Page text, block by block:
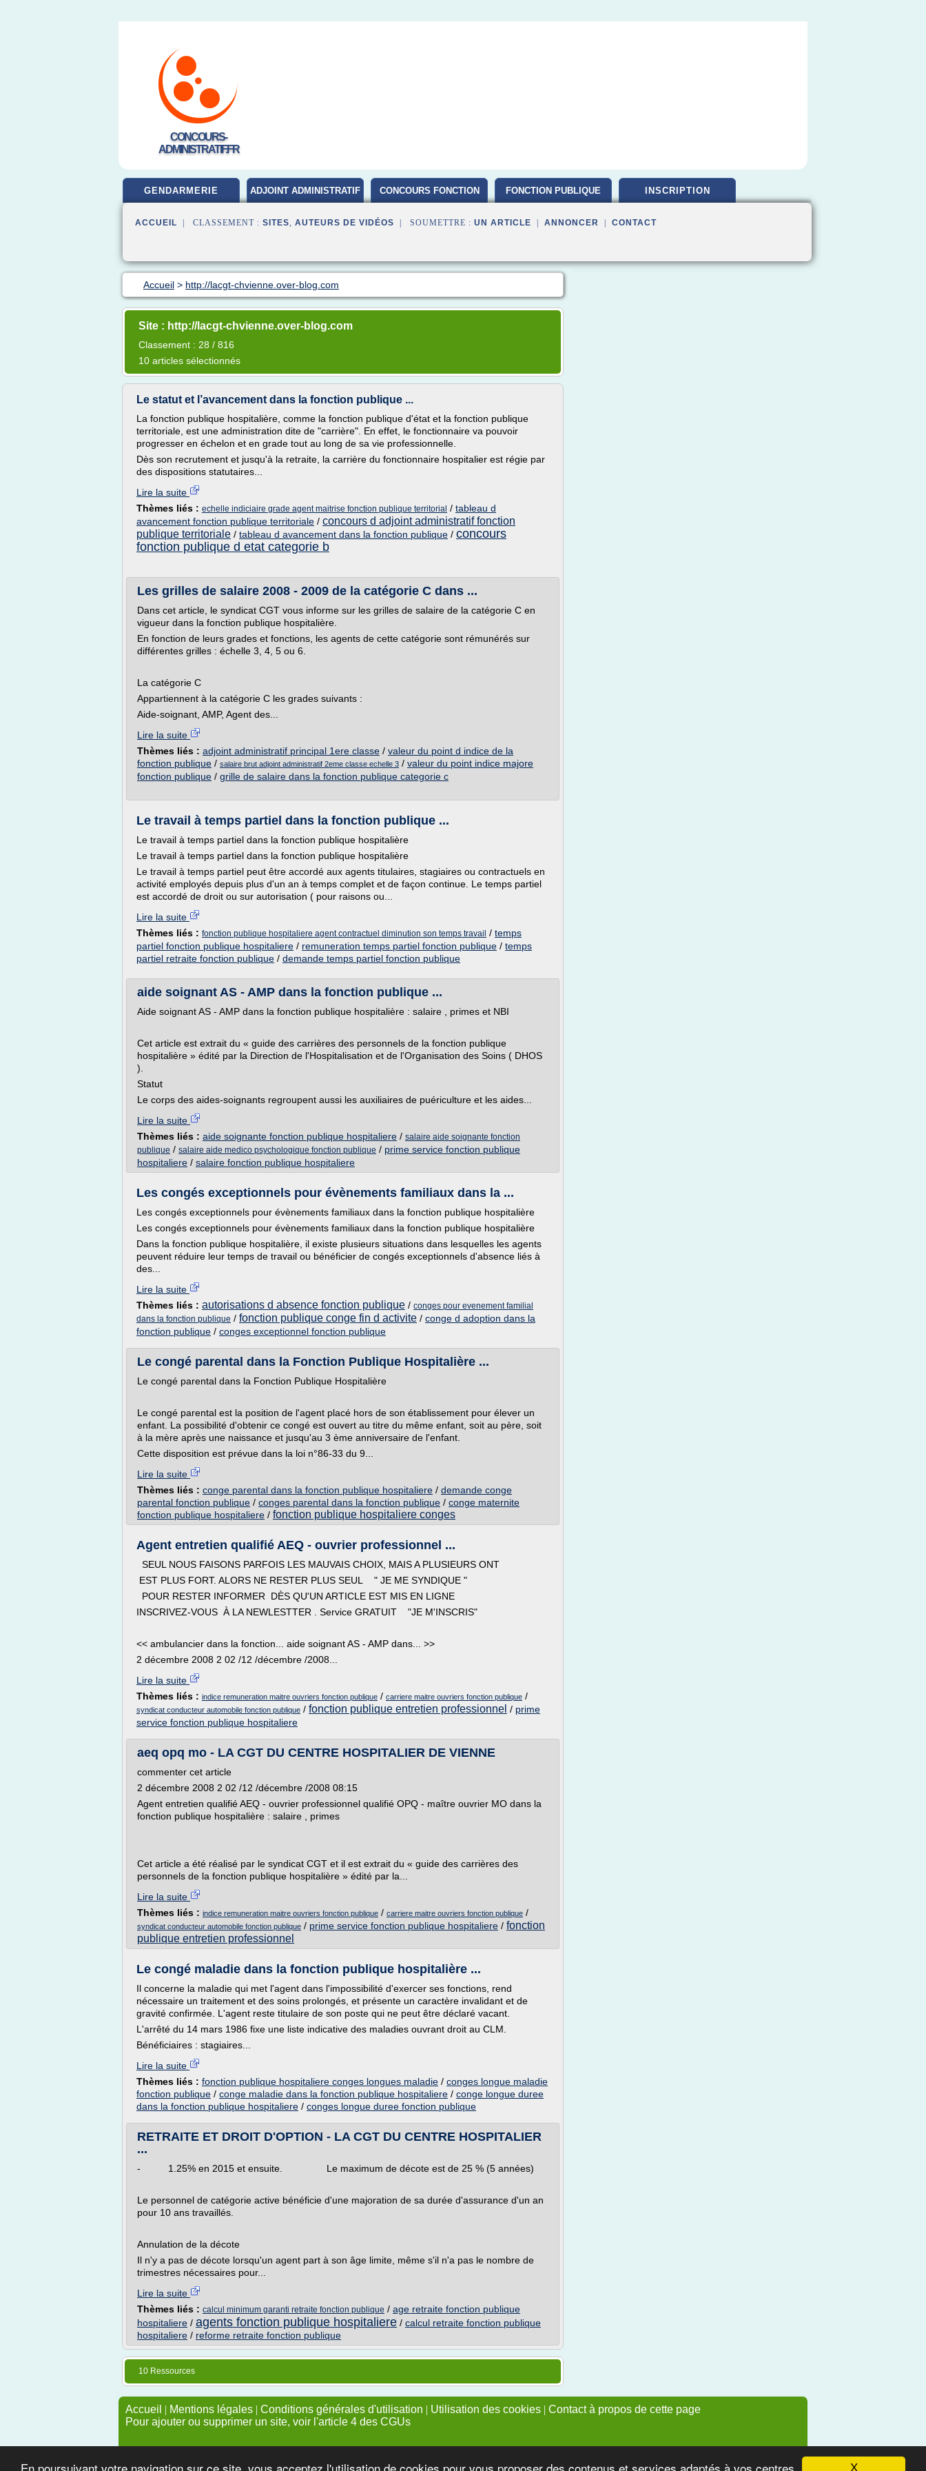
X
CONCOURS-
ADMINISTRATIF.FR
GENDARMERIE ADJOINT ADMINISTRATIF CONCOURS FONCTION
PUBLIQUE D ETAT 2016
FONCTION PUBLIQUE INSCRIPTION
ACCUEIL | CLASSEMENT : SITES, AUTEURS DE VIDÉOS | SOUMETTRE : UN ARTICLE ANNONCER CONTACT
Accueil > http://lacgt-chvienne.over-blog.com
Site : http://lacgt-chvienne.over-blog.com
Classement : 28 / 816
10 articles sélectionnés
Le statut et l’avancement dans la fonction publique ...
La fonction publique hospitalière, comme la fonction publique d'état et la fonction publique
territoriale, est une administration dite de "carrière". En effet, le fonctionnaire va pouvoir
progresser en échelon et en grade tout au long de sa vie professionnelle.
Dès son recrutement et jusqu'à la retraite, la carrière du fonctionnaire hospitalier est régie par
des dispositions statutaires...
Lire la suite
Thèmes liés : echelle indiciaire grade agent maitrise fonction publique territorial / tableau d
avancement fonction publique territoriale / concours d adjoint administratif fonction
publique territoriale / tableau d avancement dans la fonction publique / concours
fonction publique d etat categorie b
Les grilles de salaire 2008 - 2009 de la catégorie C dans ...
Dans cet article, le syndicat CGT vous informe sur les grilles de salaire de la catégorie C en
vigueur dans la fonction publique hospitalière.
En fonction de leurs grades et fonctions, les agents de cette catégorie sont rémunérés sur
différentes grilles : échelle 3, 4, 5 ou 6.
La catégorie C
Appartiennent à la catégorie C les grades suivants :
Aide-soignant, AMP, Agent des...
Lire la suite
Thèmes liés : adjoint administratif principal 1ere classe / valeur du point d indice de la
fonction publique / salaire brut adjoint administratif 2eme classe echelle 3 / valeur du point indice majore
fonction publique / grille de salaire dans la fonction publique categorie c
Le travail à temps partiel dans la fonction publique ...
Le travail à temps partiel dans la fonction publique hospitalière
Le travail à temps partiel dans la fonction publique hospitalière
Le travail à temps partiel peut être accordé aux agents titulaires, stagiaires ou contractuels en
activité employés depuis plus d'un an à temps complet et de façon continue. Le temps partiel
est accordé de droit ou sur autorisation ( pour raisons ou...
Lire la suite
Thèmes liés : fonction publique hospitaliere agent contractuel diminution son temps travail / temps
partiel fonction publique hospitaliere / remuneration temps partiel fonction publique / temps
partiel retraite fonction publique / demande temps partiel fonction publique
aide soignant AS - AMP dans la fonction publique ...
Aide soignant AS - AMP dans la fonction publique hospitalière : salaire , primes et NBI
Cet article est extrait du « guide des carrières des personnels de la fonction publique
hospitalière » édité par la Direction de l'Hospitalisation et de l'Organisation des Soins ( DHOS
).
Statut
Le corps des aides-soignants regroupent aussi les auxiliaires de puériculture et les aides...
Lire la suite
Thèmes liés : aide soignante fonction publique hospitaliere / salaire aide soignante fonction
publique / salaire aide medico psychologique fonction publique / prime service fonction publique
hospitaliere / salaire fonction publique hospitaliere
Les congés exceptionnels pour évènements familiaux dans la ...
Les congés exceptionnels pour évènements familiaux dans la fonction publique hospitalière
Les congés exceptionnels pour évènements familiaux dans la fonction publique hospitalière
Dans la fonction publique hospitalière, il existe plusieurs situations dans lesquelles les agents
peuvent réduire leur temps de travail ou bénéficier de congés exceptionnels d'absence liés à
des...
Lire la suite
Thèmes liés : autorisations d absence fonction publique / conges pour evenement familial
dans la fonction publique / fonction publique conge fin d activite / conge d adoption dans la
fonction publique / conges exceptionnel fonction publique
Le congé parental dans la Fonction Publique Hospitalière ...
Le congé parental dans la Fonction Publique Hospitalière
Le congé parental est la position de l'agent placé hors de son établissement pour élever un
enfant. La possibilité d'obtenir ce congé est ouvert au titre du même enfant, soit au père, soit
à la mère après une naissance et jusqu'au 3 ème anniversaire de l'enfant.
Cette disposition est prévue dans la loi n°86-33 du 9...
Lire la suite
Thèmes liés : conge parental dans la fonction publique hospitaliere / demande conge
parental fonction publique / conges parental dans la fonction publique / conge maternite
fonction publique hospitaliere / fonction publique hospitaliere conges
Agent entretien qualifié AEQ - ouvrier professionnel ...
SEUL NOUS FAISONS PARFOIS LES MAUVAIS CHOIX, MAIS A PLUSIEURS ONT
EST PLUS FORT. ALORS NE RESTER PLUS SEUL " JE ME SYNDIQUE "
POUR RESTER INFORMER DÈS QU'UN ARTICLE EST MIS EN LIGNE
INSCRIVEZ-VOUS À LA NEWLESTTER . Service GRATUIT "JE M'INSCRIS"
<< ambulancier dans la fonction... aide soignant AS - AMP dans... >>
2 décembre 2008 2 02 /12 /décembre /2008...
Lire la suite
Thèmes liés : indice remuneration maitre ouvriers fonction publique / carriere maitre ouvriers fonction publique /
syndicat conducteur automobile fonction publique / fonction publique entretien professionnel / prime
service fonction publique hospitaliere
aeq opq mo - LA CGT DU CENTRE HOSPITALIER DE VIENNE
commenter cet article
2 décembre 2008 2 02 /12 /décembre /2008 08:15
Agent entretien qualifié AEQ - ouvrier professionnel qualifié OPQ - maître ouvrier MO dans la
fonction publique hospitalière : salaire , primes
Cet article a été réalisé par le syndicat CGT et il est extrait du « guide des carrières des
personnels de la fonction publique hospitalière » édité par la...
Lire la suite
Thèmes liés : indice remuneration maitre ouvriers fonction publique / carriere maitre ouvriers fonction publique /
syndicat conducteur automobile fonction publique / prime service fonction publique hospitaliere / fonction
publique entretien professionnel
Le congé maladie dans la fonction publique hospitalière ...
Il concerne la maladie qui met l'agent dans l'impossibilité d'exercer ses fonctions, rend
nécessaire un traitement et des soins prolongés, et présente un caractère invalidant et de
gravité confirmée. L'agent reste titulaire de son poste qui ne peut être déclaré vacant.
L'arrêté du 14 mars 1986 fixe une liste indicative des maladies ouvrant droit au CLM.
Bénéficiaires : stagiaires...
Lire la suite
Thèmes liés : fonction publique hospitaliere conges longues maladie / conges longue maladie
fonction publique / conge maladie dans la fonction publique hospitaliere / conge longue duree
dans la fonction publique hospitaliere / conges longue duree fonction publique
RETRAITE ET DROIT D'OPTION - LA CGT DU CENTRE HOSPITALIER
...
- 1.25% en 2015 et ensuite. Le maximum de décote est de 25 % (5 années)
Le personnel de catégorie active bénéficie d'une majoration de sa durée d'assurance d'un an
pour 10 ans travaillés.
Annulation de la décote
Il n'y a pas de décote lorsqu'un agent part à son âge limite, même s'il n'a pas le nombre de
trimestres nécessaires pour...
Lire la suite
Thèmes liés : calcul minimum garanti retraite fonction publique / age retraite fonction publique
hospitaliere / agents fonction publique hospitaliere / calcul retraite fonction publique
hospitaliere / reforme retraite fonction publique
10 Ressources
Accueil | Mentions légales | Conditions générales d'utilisation | Utilisation des cookies | Contact à propos de cette page
Pour ajouter ou supprimer un site, voir l'article 4 des CGUs